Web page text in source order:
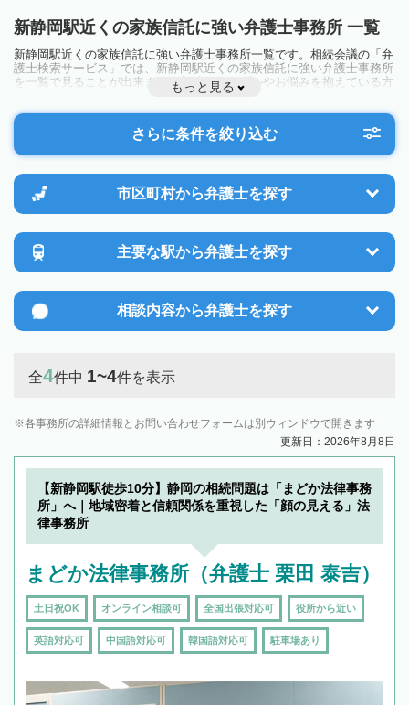
新静岡駅近くの家族信託に強い弁護士事務所 一覧
新静岡駅近くの家族信託に強い弁護士事務所一覧です。相続会議の「弁
護士検索サービス」では、新静岡駅近くの家族信託に強い弁護士事務所
を一覧で見ることが出来ます。相続のトラブルやお悩みを抱えている方
は一度近隣の弁護士に相談してみましょう。
もっと見る
さらに条件を絞り込む
市区町村から弁護士を探す
主要な駅から弁護士を探す
相談内容から弁護士を探す
全4件中 1~4件を表示
各事務所の詳細情報とお問い合わせフォームは別ウィンドウで開きます
更新日：2026年8月8日
【新静岡駅徒歩10分】静岡の相続問題は「まどか法律事務
所」へ｜地域密着と信頼関係を重視した「顔の見える」法
律事務所
まどか法律事務所（弁護士 栗田 泰吉）
土日祝OK オンライン相談可 全国出張対応可 役所から近い
英語対応可 中国語対応可 韓国語対応可 駐車場あり